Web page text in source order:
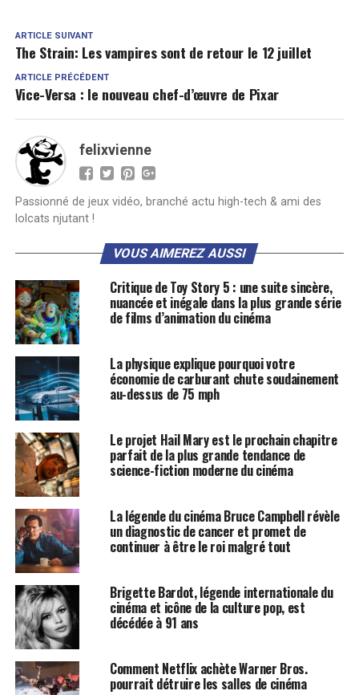
ARTICLE SUIVANT
The Strain: Les vampires sont de retour le 12 juillet
ARTICLE PRÉCÉDENT
Vice-Versa : le nouveau chef-d’œuvre de Pixar
felixvienne
Passionné de jeux vidéo, branché actu high-tech & ami des
lolcats njutant !
VOUS AIMEREZ AUSSI
Critique de Toy Story 5 : une suite sincère,
nuancée et inégale dans la plus grande série
de films d’animation du cinéma
La physique explique pourquoi votre
économie de carburant chute soudainement
au-dessus de 75 mph
Le projet Hail Mary est le prochain chapitre
parfait de la plus grande tendance de
science-fiction moderne du cinéma
La légende du cinéma Bruce Campbell révèle
un diagnostic de cancer et promet de
continuer à être le roi malgré tout
Brigette Bardot, légende internationale du
cinéma et icône de la culture pop, est
décédée à 91 ans
Comment Netflix achète Warner Bros.
pourrait détruire les salles de cinéma